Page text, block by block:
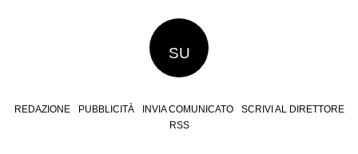
SU
REDAZIONE PUBBLICITÀ INVIA COMUNICATO
SCRIVI AL DIRETTORE
RSS